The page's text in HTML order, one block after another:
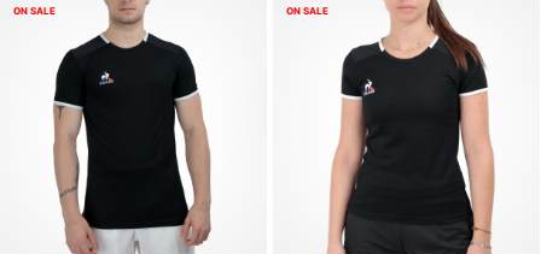
ON SALE ON SALE